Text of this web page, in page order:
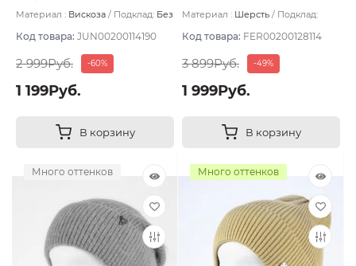
бледный
Материал : Вискоза Подклад: Без
Код товара: JUN00200114190
2 999Руб. -60%
1 199Руб.
В корзину
Материал : Шерсть
Подклад:
Код товара: FER00200128114
3 899Руб. -49%
1 999Руб.
В корзину
Много оттенков Много оттенков